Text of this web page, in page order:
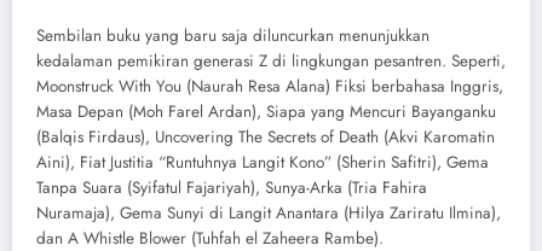
​Sembilan buku yang baru saja diluncurkan menunjukkan
kedalaman pemikiran generasi Z di lingkungan pesantren. Seperti,
​Moonstruck With You (Naurah Resa Alana) Fiksi berbahasa Inggris,
Masa Depan (Moh Farel Ardan), Siapa yang Mencuri Bayanganku
(Balqis Firdaus), ​Uncovering The Secrets of Death (Akvi Karomatin
Aini), ​Fiat Justitia “Runtuhnya Langit Kono” (Sherin Safitri), Gema
Tanpa Suara (Syifatul Fajariyah), Sunya-Arka (Tria Fahira
Nuramaja), Gema Sunyi di Langit Anantara (Hilya Zariratu Ilmina),
dan ​A Whistle Blower (Tuhfah el Zaheera Rambe).